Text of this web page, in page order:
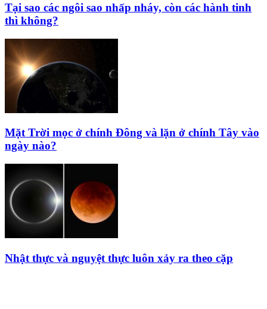
Tại sao các ngôi sao nhấp nháy, còn các hành tinh
thì không?
Mặt Trời mọc ở chính Đông và lặn ở chính Tây vào
ngày nào?
Nhật thực và nguyệt thực luôn xảy ra theo cặp